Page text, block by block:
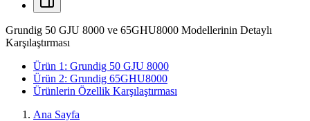
Grundig 50 GJU 8000 ve 65GHU8000 Modellerinin Detaylı
Karşılaştırması
Ürün 1: Grundig 50 GJU 8000
Ürün 2: Grundig 65GHU8000
Ürünlerin Özellik Karşılaştırması
Ana Sayfa